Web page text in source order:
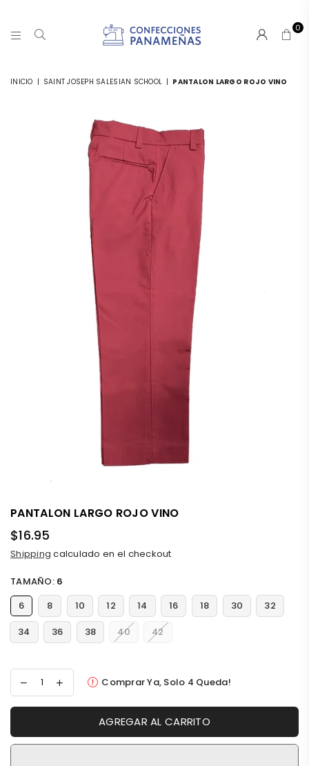
0
INICIO | SAINT JOSEPH SALESIAN SCHOOL | PANTALON LARGO ROJO VINO
PANTALON LARGO ROJO VINO
Precio
habitual
$16.95
Shipping calculado en el checkout
TAMAÑO: 6
6
8 10 12 14 16 18 30
32
34
36 38 40 42
Comprar Ya, Solo 4 Queda!
AGREGAR AL CARRITO